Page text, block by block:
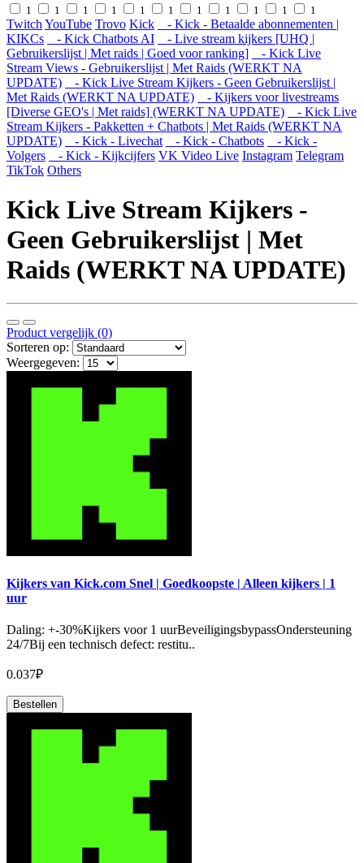
1 1 1 1 1 1 1 1 1 1 1
Twitch YouTube Trovo Kick
- Kick - Betaalde abonnementen |
KIKCs
- Kick Chatbots AI
- Live stream kijkers [UHQ |
Gebruikerslijst | Met raids | Goed voor ranking]
- Kick Live
Stream Views - Gebruikerslijst | Met Raids (WERKT NA
UPDATE)
- Kick Live Stream Kijkers - Geen Gebruikerslijst |
Met Raids (WERKT NA UPDATE)
- Kijkers voor livestreams
[Diverse GEO's | Met raids] (WERKT NA UPDATE)
- Kick Live
Stream Kijkers - Pakketten + Chatbots | Met Raids (WERKT NA
UPDATE)
- Kick - Livechat - Kick - Chatbots
- Kick -
Volgers
- Kick - Kijkcijfers VK Video Live Instagram Telegram
TikTok Others
Kick Live Stream Kijkers -
Geen Gebruikerslijst | Met
Raids (WERKT NA UPDATE)
Product vergelijk (0)
Sorteren op:
Weergegeven:
Kijkers van Kick.com Snel | Goedkoopste | Alleen kijkers | 1
uur
Daling: +-30%Kijkers voor 1 uurBeveiligingsbypassOndersteuning
24/7Bij een technisch defect: restitu..
0.037₽
Bestellen